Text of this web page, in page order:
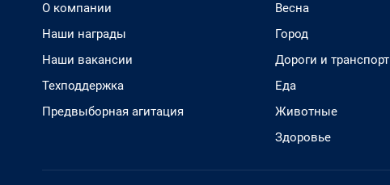
О компании
Наши награды
Наши вакансии
Техподдержка
Предвыборная агитация
Весна
Город
Дороги и транспорт
Еда
Животные
Здоровье